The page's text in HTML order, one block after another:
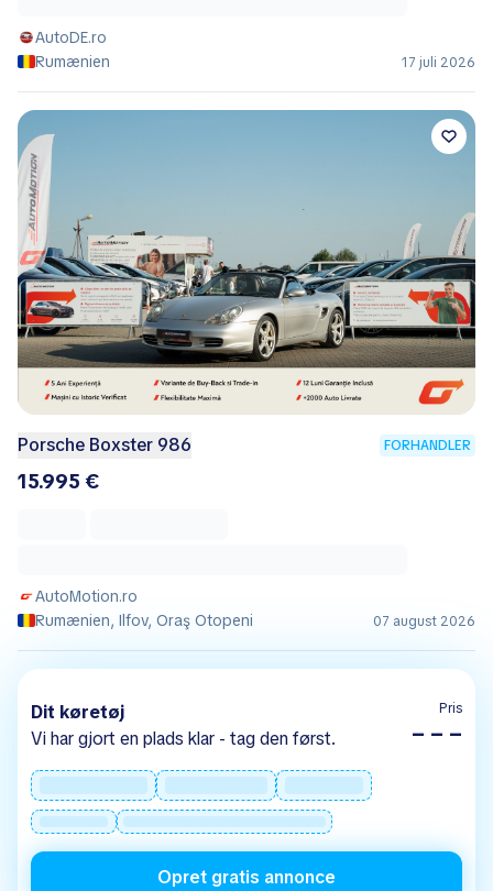
AutoDE.ro
Rumænien
17 juli 2026
Porsche Boxster 986 FORHANDLER
15.995 €
AutoMotion.ro
Rumænien, Ilfov, Oraş Otopeni
07 august 2026
Dit køretøj
Vi har gjort en plads klar - tag den først.
Pris
– – –
Opret gratis annonce